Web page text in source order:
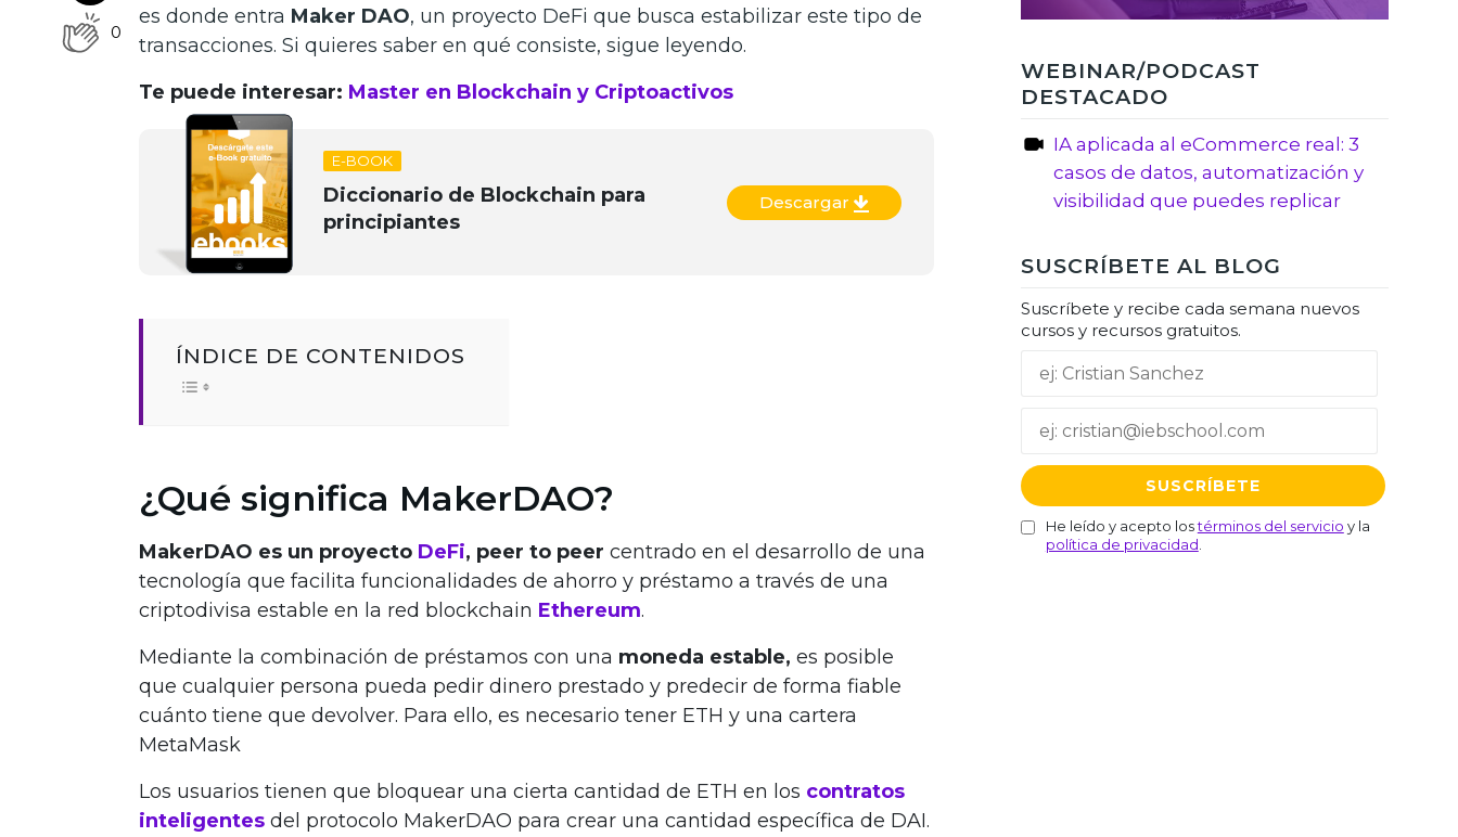
0
es donde entra Maker DAO, un proyecto DeFi que busca estabilizar este tipo de
transacciones. Si quieres saber en qué consiste, sigue leyendo.
Te puede interesar: Master en Blockchain y Criptoactivos
E-BOOK
Diccionario de Blockchain para
principiantes
Descargar
ÍNDICE DE CONTENIDOS
¿Qué significa MakerDAO?
MakerDAO es un proyecto DeFi, peer to peer centrado en el desarrollo de una
tecnología que facilita funcionalidades de ahorro y préstamo a través de una
criptodivisa estable en la red blockchain Ethereum.
Mediante la combinación de préstamos con una moneda estable, es posible
que cualquier persona pueda pedir dinero prestado y predecir de forma fiable
cuánto tiene que devolver. Para ello, es necesario tener ETH y una cartera
MetaMask
Los usuarios tienen que bloquear una cierta cantidad de ETH en los contratos
inteligentes del protocolo MakerDAO para crear una cantidad específica de DAI.
WEBINAR/PODCAST
DESTACADO
IA aplicada al eCommerce real: 3
casos de datos, automatización y
visibilidad que puedes replicar
SUSCRÍBETE AL BLOG
Suscríbete y recibe cada semana nuevos
cursos y recursos gratuitos.
He leído y acepto lostérminos del servicio y la
política de privacidad